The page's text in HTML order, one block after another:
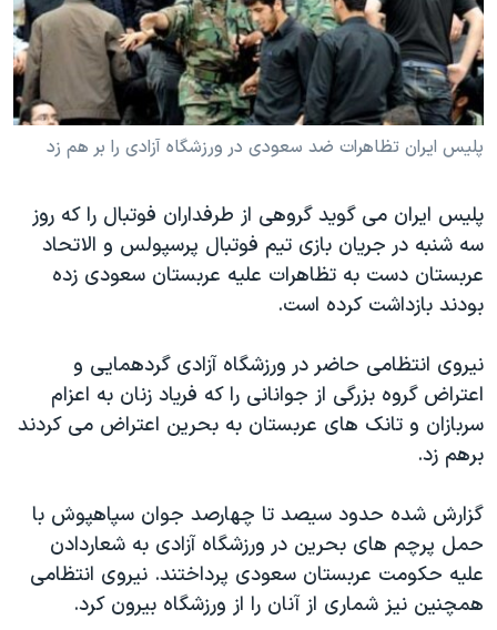
فرهنگ و زندگی
حقوق شهروندی
اقتصادی
علم و فناوری
گالری عکس
آرشیو پخش زنده
مستندها
انتخابات ریاست جمهوری آمریکا ۲۰۲۴
حمله جمهوری اسلامی به اسرائیل
رمز مهسا
اعتراضات زن، زندگی، آزادی
مجموعه مستندهای دادخواهی
تریبونال مردمی آبان ۹۸
چهل سال گروگان‌گیری
قانون شفافیت دارائی کادر رهبری ایران
اعتراضات مردمی آبان ۹۸
نرگس محمدی برنده جایزه نوبل صلح
همایش محافظه‌کاران آمریکا «سی‌پک»
صفحه‌های ویژه
دنبال کنید
پلیس ایران تظاهرات ضد سعودی در ورزشگاه آزادی را بر هم زد
پلیس ایران می گوید گروهی از طرفداران فوتبال را که روز
سه شنبه در جریان بازی تیم فوتبال پرسپولس و الاتحاد
عربستان دست به تظاهرات علیه عربستان سعودی زده
بودند بازداشت کرده است.
نیروی انتظامی حاضر در ورزشگاه آزادی گردهمایی و
اعتراض گروه بزرگی از جوانانی را که فریاد زنان به اعزام
سربازان و تانک های عربستان به بحرین اعتراض می کردند
برهم زد.
گزارش شده حدود سیصد تا چهارصد جوان سپاهپوش با
حمل پرچم های بحرین در ورزشگاه آزادی به شعاردادن
علیه حکومت عربستان سعودی پرداختند. نیروی انتظامی
همچنین نیز شماری از آنان را از ورزشگاه بیرون کرد.